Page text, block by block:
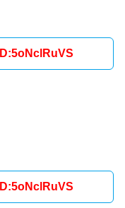
ID:5oNclRuVS
ID:5oNclRuVS